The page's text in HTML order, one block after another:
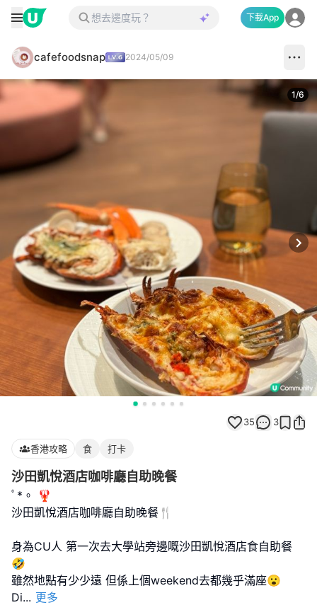
下載App
cafefoodsnap 2024/05/09
1/6
35 3
香港攻略 食 打卡
沙田凱悅酒店咖啡廳自助晚餐
ﾟ*。 🦞
沙田凱悅酒店咖啡廳自助晚餐🍴
身為CU人 第一次去大學站旁邊嘅沙田凱悅酒店食自助餐
🤣
雖然地點有少少遠 但係上個weekend去都幾乎滿座😮
Di... 更多